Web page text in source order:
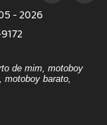
- 2026
de mim, motoboy
barato,